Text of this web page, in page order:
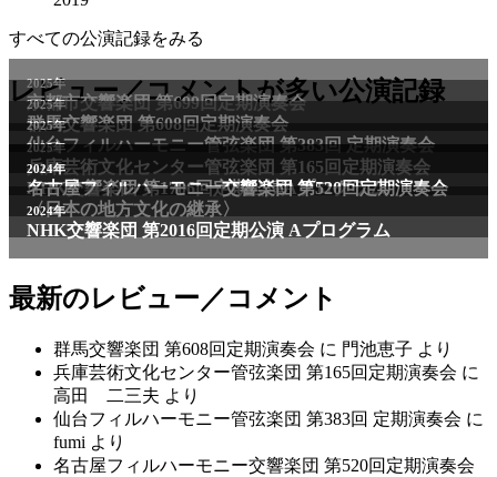
すべての公演記録をみる
レビュー／コメントが多い公演記録
2025年
京都市交響楽団 第699回定期演奏会
2025年
群馬交響楽団 第608回定期演奏会
2025年
仙台フィルハーモニー管弦楽団 第383回 定期演奏会
2025年
兵庫芸術文化センター管弦楽団 第165回定期演奏会
2011年
NHK交響楽団 第1706回定期公演Aプログラム
2024年
名古屋フィルハーモニー交響楽団 第520回定期演奏会
〈日本の地方文化の継承〉
2024年
NHK交響楽団 第2016回定期公演 Aプログラム
最新のレビュー／コメント
群馬交響楽団 第608回定期演奏会 に 門池恵子 より
兵庫芸術文化センター管弦楽団 第165回定期演奏会 に
高田 二三夫 より
仙台フィルハーモニー管弦楽団 第383回 定期演奏会 に
fumi より
名古屋フィルハーモニー交響楽団 第520回定期演奏会